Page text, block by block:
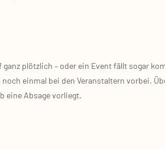
plötz­lich – oder ein Event fällt sogar
ein­mal bei den Ver­an­stal­tern vor­bei.
eine Absa­ge vor­liegt.